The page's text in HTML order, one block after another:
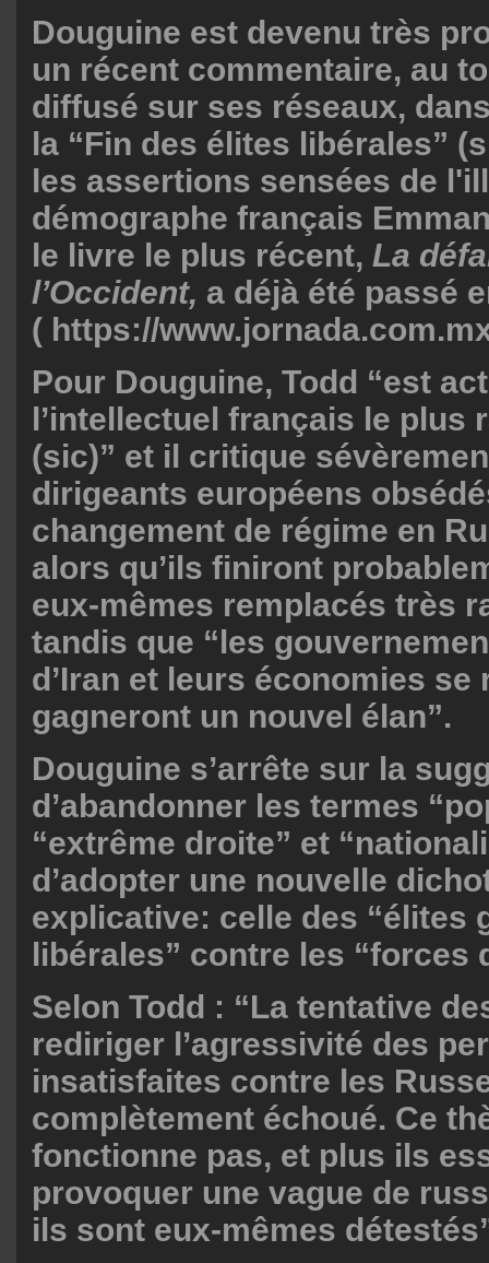
Douguine est devenu très
un récent commentaire, au
diffusé sur ses réseaux,
la “Fin des élites libérales”
les assertions sensées de
démographe français
le livre le plus récent, La
l’Occident, a déjà été passé
( https://
Pour Douguine, Todd “est
l’intellectuel français le plus
(sic)” et il critique
dirigeants européens
changement de régime en
alors qu’ils finiront
eux-mêmes remplacés très
tandis que “les
d’Iran et leurs économies
gagneront un nouvel élan”.
Douguine s’arrête sur la
d’abandonner les termes
“extrême droite” et
d’adopter une nouvelle
explicative: celle des “élites
libérales” contre les “forces
Selon Todd : “La tentative
rediriger l’agressivité des
insatisfaites contre les
complètement échoué. Ce
fonctionne pas, et plus ils
provoquer une vague de
ils sont eux-mêmes